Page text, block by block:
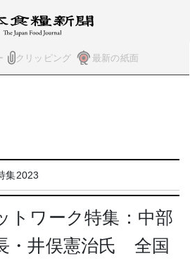
クリッピング 最新の紙面
集2023
トワーク特集：中部
・井俣憲治氏 全国